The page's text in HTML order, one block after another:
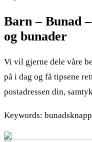
Barn – Bunad
og bunader
Vi vil gjerne dele våre
på i dag og få tipsene
postadressen din,
Keywords: